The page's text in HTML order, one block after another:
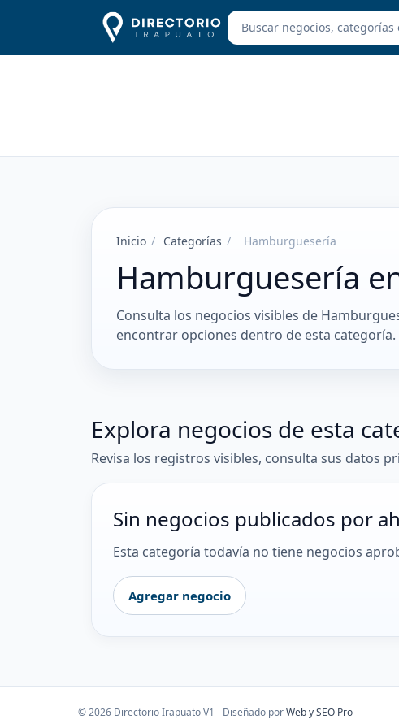
Inicio / Categorías / Hamburguesería
Hamburguesería
Consulta los negocios visibles de
encontrar opciones dentro de esta categoría.
Explora negocios de esta
Revisa los registros visibles, consulta sus datos
Sin negocios publicados por
Esta categoría todavía no tiene negocios
Agregar negocio
© 2026 Directorio Irapuato V1 - Diseñado porWeb y SEO Pro